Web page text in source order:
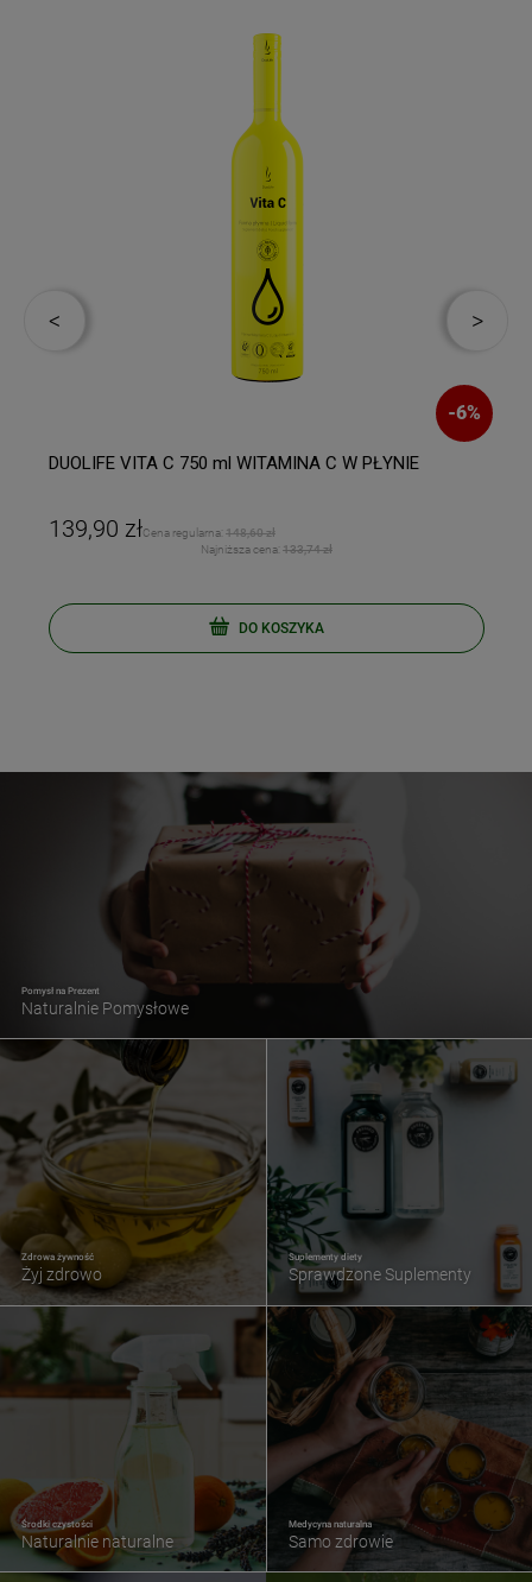
-6%
DUOLIFE VITA C 750 ml WITAMINA C W PŁYNIE
139,90 złCena regularna: 148,60 zł
Najniższa cena: 133,74 zł
DO KOSZYKA
Pomysł na Prezent
Naturalnie Pomysłowe
Zdrowa żywność
Żyj zdrowo
Suplementy diety
Sprawdzone Suplementy
Środki czystości
Naturalnie naturalne
Medycyna naturalna
Samo zdrowie